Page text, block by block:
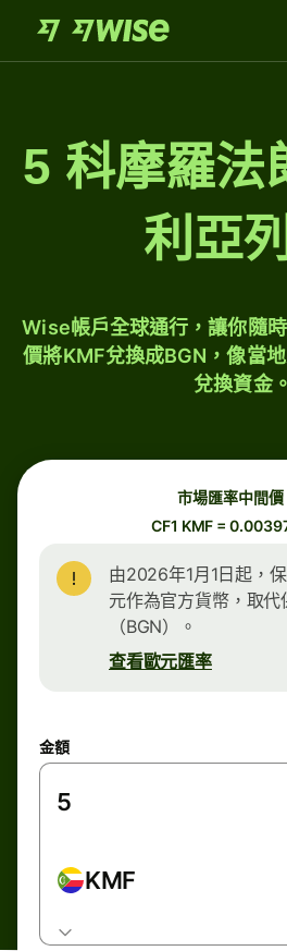
5 科摩羅法
利亞
Wise帳戶全球通行，讓你隨
價將KMF兌換成BGN，像當
兌換資金。
市場匯率中間價
CF1 KMF =
由2026年1月1日起，
元作為官方貨幣，取代
（BGN）。
查看歐元匯率
金額
KMF